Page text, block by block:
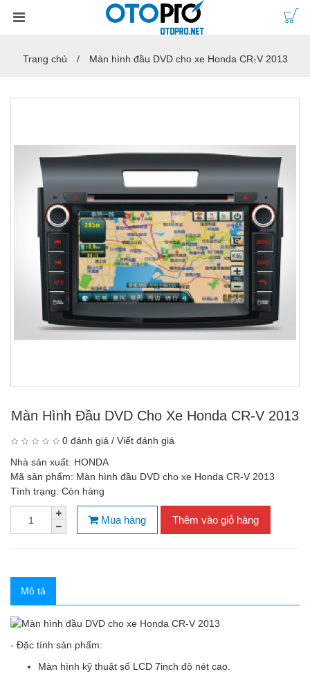
Trang chủ Màn hình đầu DVD cho xe Honda CR-V 2013
Màn Hình Đầu DVD Cho Xe Honda CR-V 2013
0 đánh giá / Viết đánh giá
Nhà sản xuất: HONDA
Mã sản phẩm: Màn hình đầu DVD cho xe Honda CR-V 2013
Tình trạng: Còn hàng
Mua hàng Thêm vào giỏ hàng
Mô tả
- Đặc tính sản phẩm:
Màn hình kỹ thuật số LCD 7inch độ nét cao.